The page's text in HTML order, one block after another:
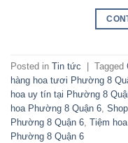
Posted in Tin tức Tagged
hàng hoa tươi Phường 8
hoa uy tín tại Phường 8
hoa Phường 8 Quận 6
Phường 8 Quận 6 Tiệm
Phường 8 Quận 6